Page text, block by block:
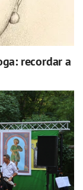
recordar a